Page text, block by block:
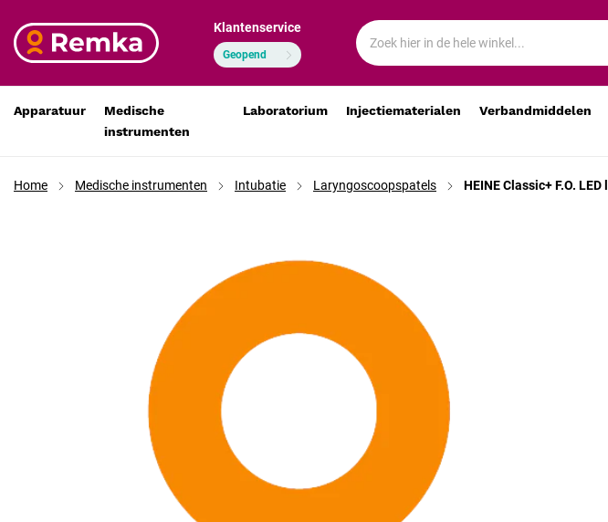
Klantenservice
Geopend
Apparatuur
Medische
instrumenten
Laboratorium Injectiematerialen Verbandmiddelen
Home Medische instrumenten Intubatie Laryngoscoopspatels HEINE Classic+ F.O.
HEINE Classic+ F.O. LED laryngoscoopset F-119 met EasyClean LED batterijhandvat 2,5 V
€ 1.059,54
€ 875,65